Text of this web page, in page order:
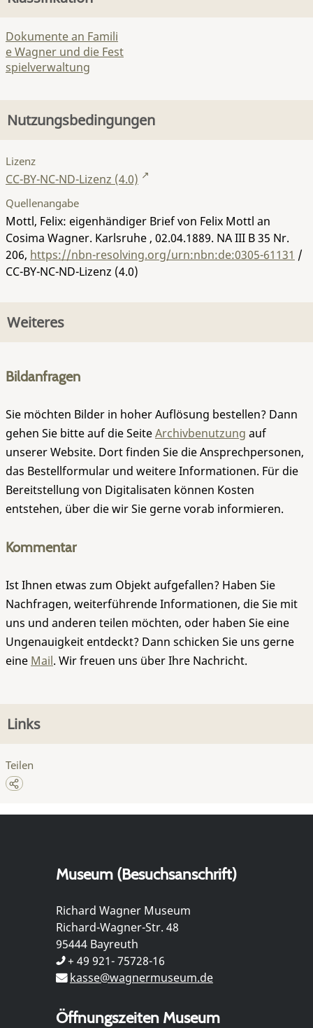
Dokumente an Famili
e Wagner und die Fest
spielverwaltung
Nutzungsbedingungen
Lizenz
CC-BY-NC-ND-Lizenz (4.0)
Quellenangabe
Mottl, Felix: eigenhändiger Brief von Felix Mottl an
Cosima Wagner. Karlsruhe , 02.04.1889. NA III B 35 Nr.
206, https://nbn-resolving.org/urn:nbn:de:0305-61131 /
CC-BY-NC-ND-Lizenz (4.0)
Weiteres
Bildanfragen
Sie möchten Bilder in hoher Auflösung bestellen? Dann
gehen Sie bitte auf die SeiteArchivbenutzung auf
unserer Website. Dort finden Sie die Ansprechpersonen,
das Bestellformular und weitere Informationen. Für die
Bereitstellung von Digitalisaten können Kosten
entstehen, über die wir Sie gerne vorab informieren.
Kommentar
Ist Ihnen etwas zum Objekt aufgefallen? Haben Sie
Nachfragen, weiterführende Informationen, die Sie mit
uns und anderen teilen möchten, oder haben Sie eine
Ungenauigkeit entdeckt? Dann schicken Sie uns gerne
eine Mail. Wir freuen uns über Ihre Nachricht.
Links
Teilen
Museum (Besuchsanschrift)
Richard Wagner Museum
Richard-Wagner-Str. 48
95444 Bayreuth
+ 49 921- 75728-16
kasse@wagnermuseum.de
Öffnungszeiten Museum